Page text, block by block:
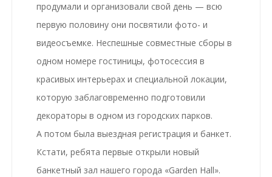
продумали и организовали свой день — всю
первую половину они посвятили фото- и
видеосъемке. Неспешные совместные сборы в
одном номере гостиницы, фотосессия в
красивых интерьерах и специальной локации,
которую заблаговременно подготовили
декораторы в одном из городских парков.
А потом была выездная регистрация и банкет.
Кстати, ребята первые открыли новый
банкетный зал нашего города «Garden Hall».